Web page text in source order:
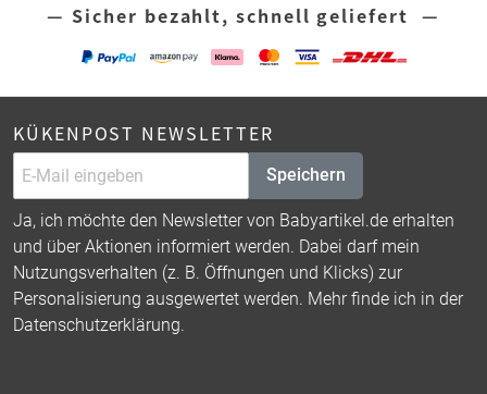
— Sicher bezahlt, schnell geliefert —
KÜKENPOST NEWSLETTER
Speichern
Ja, ich möchte den Newsletter von Babyartikel.de erhalten
und über Aktionen informiert werden. Dabei darf mein
Nutzungsverhalten (z. B. Öffnungen und Klicks) zur
Personalisierung ausgewertet werden. Mehr finde ich in der
Datenschutzerklärung.